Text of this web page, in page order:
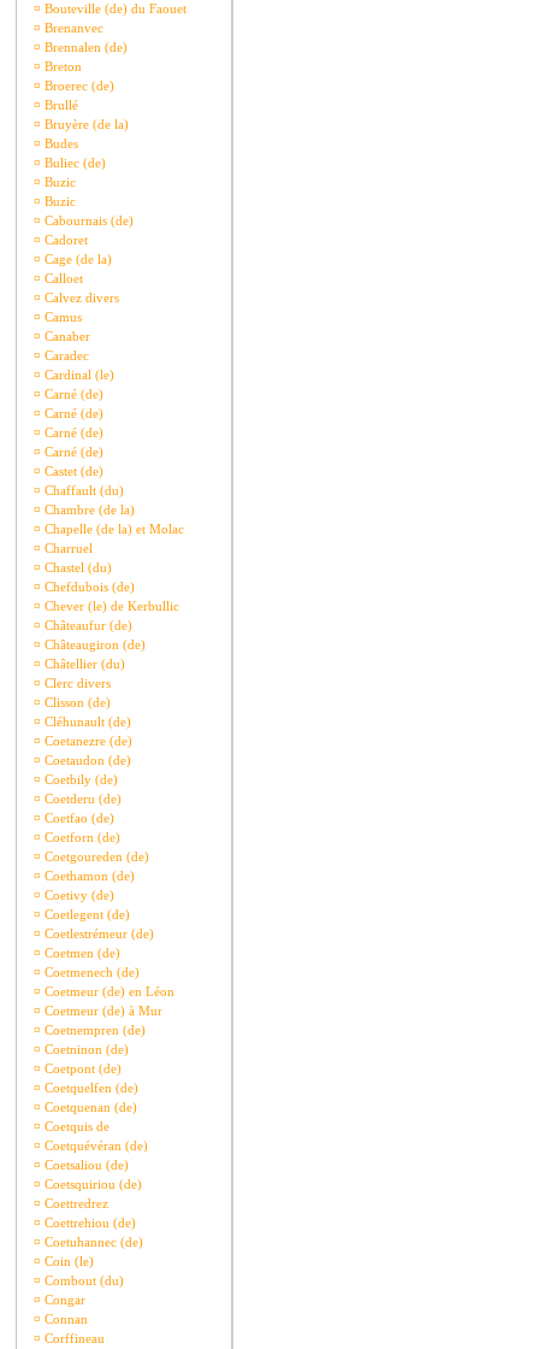
¤ Bouteville (de) du Faouet
¤ Brenanvec
¤ Brennalen (de)
¤ Breton
¤ Broerec (de)
¤ Brullé
¤ Bruyère (de la)
¤ Budes
¤ Buliec (de)
¤ Buzic
¤ Buzic
¤ Cabournais (de)
¤ Cadoret
¤ Cage (de la)
¤ Calloet
¤ Calvez divers
¤ Camus
¤ Canaber
¤ Caradec
¤ Cardinal (le)
¤ Carné (de)
¤ Carné (de)
¤ Carné (de)
¤ Carné (de)
¤ Castet (de)
¤ Chaffault (du)
¤ Chambre (de la)
¤ Chapelle (de la) et Molac
¤ Charruel
¤ Chastel (du)
¤ Chefdubois (de)
¤ Chever (le) de Kerbullic
¤ Châteaufur (de)
¤ Châteaugiron (de)
¤ Châtellier (du)
¤ Clerc divers
¤ Clisson (de)
¤ Cléhunault (de)
¤ Coetanezre (de)
¤ Coetaudon (de)
¤ Coetbily (de)
¤ Coetderu (de)
¤ Coetfao (de)
¤ Coetforn (de)
¤ Coetgoureden (de)
¤ Coethamon (de)
¤ Coetivy (de)
¤ Coetlegent (de)
¤ Coetlestrémeur (de)
¤ Coetmen (de)
¤ Coetmenech (de)
¤ Coetmeur (de) en Léon
¤ Coetmeur (de) à Mur
¤ Coetnempren (de)
¤ Coetninon (de)
¤ Coetpont (de)
¤ Coetquelfen (de)
¤ Coetquenan (de)
¤ Coetquis de
¤ Coetquévéran (de)
¤ Coetsaliou (de)
¤ Coetsquiriou (de)
¤ Coettredrez
¤ Coettrehiou (de)
¤ Coetuhannec (de)
¤ Coin (le)
¤ Combout (du)
¤ Congar
¤ Connan
¤ Corffineau